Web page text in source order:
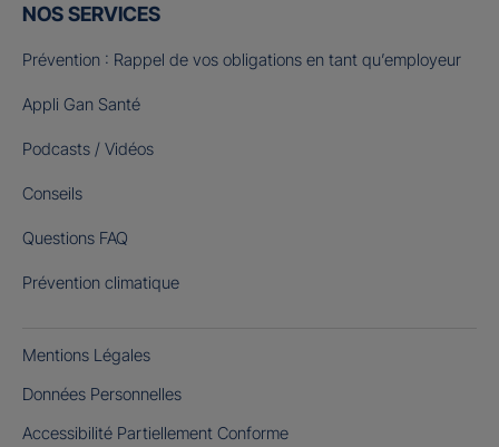
NOS SERVICES
Prévention : Rappel de vos obligations en tant qu’employeur
Appli Gan Santé
Podcasts / Vidéos
Conseils
Questions FAQ
Prévention climatique
Mentions Légales
Données Personnelles
Accessibilité Partiellement Conforme